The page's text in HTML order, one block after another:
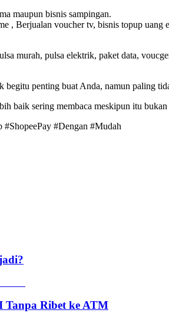
maupun bisnis sampingan.
, Berjualan voucher tv, bisnis topup uang
murah, pulsa elektrik, paket data,
penting buat Anda, namun paling
baik sering membaca meskipun itu
#Dengan #Mudah
Ribet ke ATM